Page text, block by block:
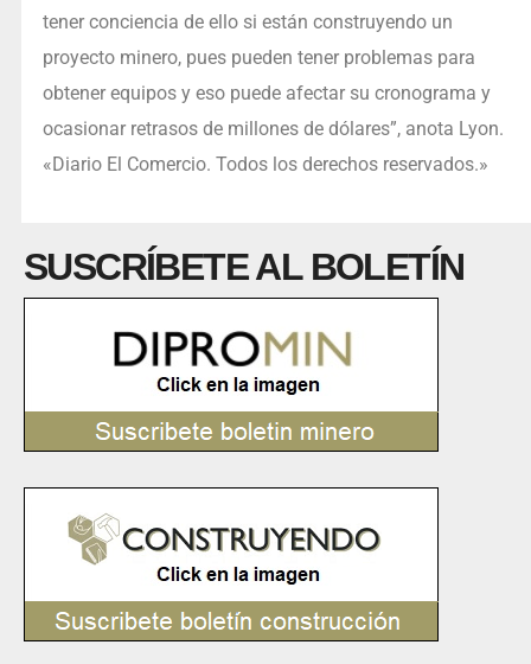
tener conciencia de ello si están construyendo un
proyecto minero, pues pueden tener problemas para
obtener equipos y eso puede afectar su cronograma y
ocasionar retrasos de millones de dólares”, anota Lyon.
«Diario El Comercio. Todos los derechos reservados.»
SUSCRÍBETE AL BOLETÍN